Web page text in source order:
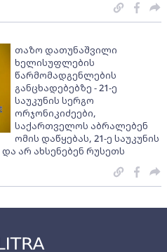
თაზო დათუნაშვილი
ხელისუფლების
წარმომადგენლების
განცხადებებზე - 21-ე
საუკუნის სერგო
ორჯონიკიძეები,
საქართველოს აბრალებენ
ომის დაწყებას, 21-ე საუკუნის
არ ახსენებენ რუსეთს